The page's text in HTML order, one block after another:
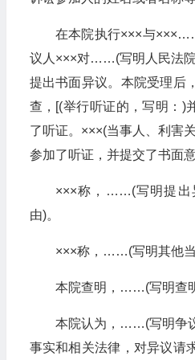
在本院执行×××与
议人×××对……(写明人民法
提出书面异议。本院受理后
查，[(举行听证的，写明：)
了听证。×××(当事人、利害
参加了听证，并提交了书面
×××称，……(写明提出
由)。
×××称，……(写明其他当
本院查明，……(写明查
本院认为，……(写明争
事实和相关法律，对异议请